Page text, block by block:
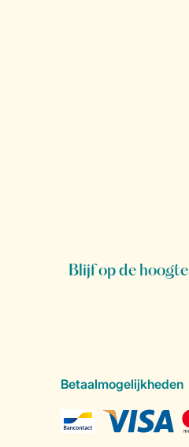
Blijf op de hoogte
Betaalmogelijkheden